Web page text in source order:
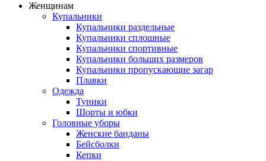
Женщинам
Купальники
Купальники раздельные
Купальники сплошные
Купальники спортивные
Купальники больших размеров
Купальники пропускающие загар
Плавки
Одежда
Туники
Шорты и юбки
Головные уборы
Женские банданы
Бейсболки
Кепки